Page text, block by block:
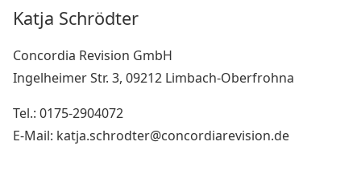
Katja Schrödter
Concordia Revision GmbH
Ingelheimer Str. 3, 09212 Limbach-Oberfrohna
Tel.: 0175-2904072
E-Mail: katja.schrodter@concordiarevision.de